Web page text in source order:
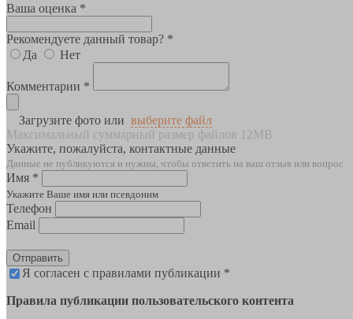
Ваша оценка *
Рекомендуете данный товар? *
Да
Нет
Комментарии *
Загрузите фото или выберите файл
Максимальный суммарный размер файлов 12MB
Укажите, пожалуйста, контактные данные
Данные не публикуются и нужны, чтобы ответить на ваш отзыв или вопрос
Имя *
Укажите Ваше имя или псевдоним
Телефон
Email
Отправить
Я согласен с правилами публикации *
Правила публикации пользовательского контента